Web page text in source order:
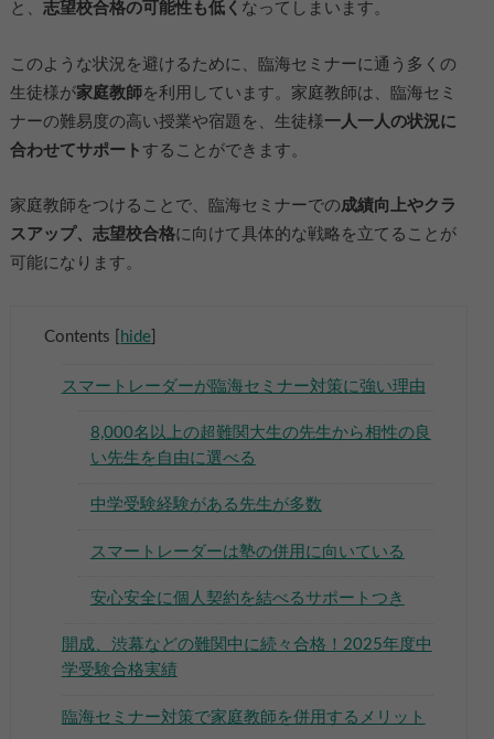
と、 志望校合格の可能性も低く なってしまいます。
このような状況を避けるために、臨海セミナーに通う多くの
生徒様が家庭教師を利用しています。家庭教師は、臨海セミ
ナーの難易度の高い授業や宿題を、生徒様一人一人の状況に
合わせてサポート することができます。
家庭教師をつけることで、臨海セミナーでの成績向上やクラ
スアップ、志望校合格に向けて具体的な戦略を立てることが
可能になります。
Contents hide
スマートレーダーが臨海セミナー対策に強い理由
8,000名以上の超難関大生の先生から相性の良
い先生を自由に選べる
中学受験経験がある先生が多数
スマートレーダーは塾の併用に向いている
安心安全に個人契約を結べるサポートつき
開成、渋幕などの難関中に続々合格！2025年度中
学受験合格実績
臨海セミナー対策で家庭教師を併用するメリット